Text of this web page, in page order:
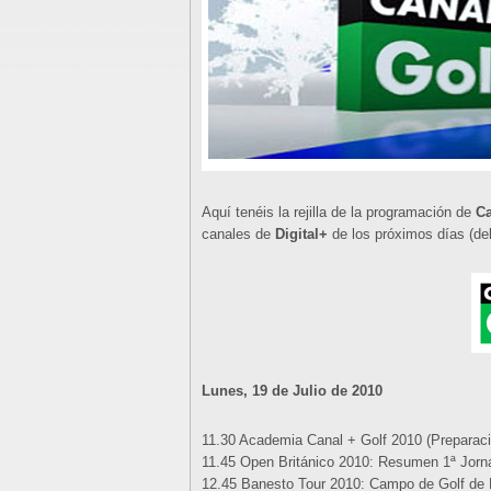
Aquí tenéis la rejilla de la programación de
canales de Digital+ de los próximos días
Lunes, 19 de Julio de 2010
11.30 Academia Canal + Golf 2010
11.45 Open Británico 2010: Resumen 1ª
12.45 Banesto Tour 2010: Campo de Golf de